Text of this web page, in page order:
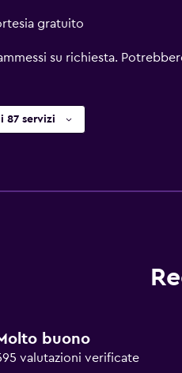
gratuito
su richiesta.
87 servizi
buono
valutazioni verificate